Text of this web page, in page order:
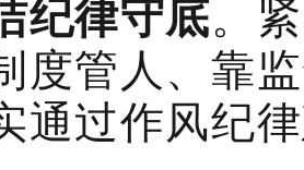
纪律守底。
度管人、靠
通过作风纪